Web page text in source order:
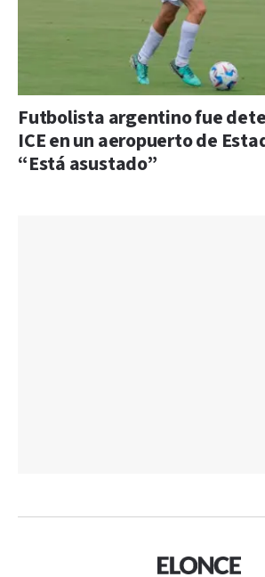
Futbolista argentino fue
ICE en un aeropuerto de
“Está asustado”